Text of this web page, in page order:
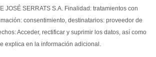
JOSÉ SERRATS S.A. Finalidad: tratamientos con
consentimiento, destinatarios: proveedor de
Acceder, rectificar y suprimir los datos, así como
explica en la información adicional.